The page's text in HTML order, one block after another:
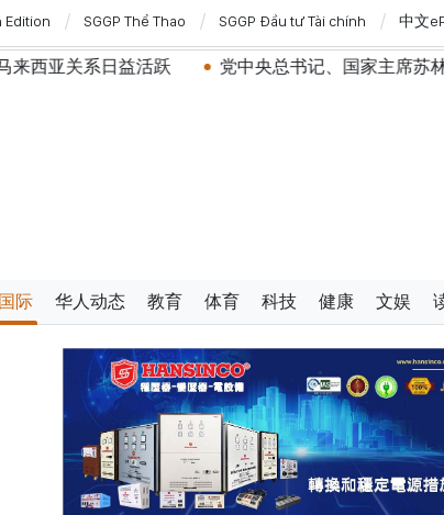
Edition SGGP Thể Thao SGGP Đầu tư Tài chính 中文
益活跃 党中央总书记、国家主席苏林：建设一部
国际 华人动态 教育 体育 科技 健康 文娱